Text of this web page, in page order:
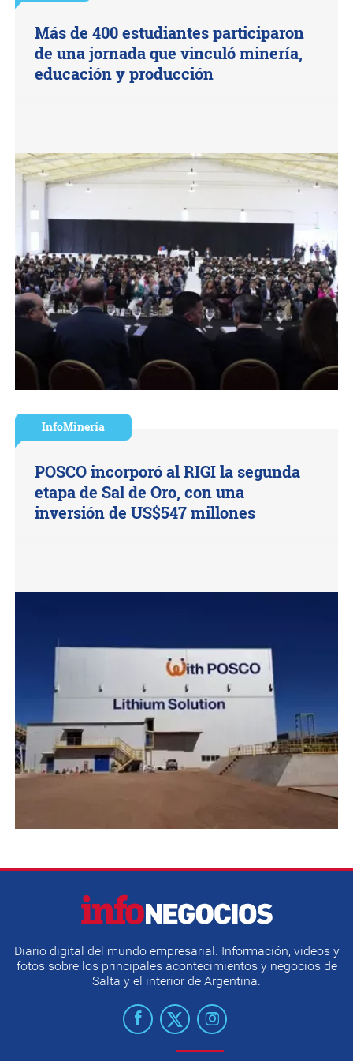
Más de 400 estudiantes participaron
de una jornada que vinculó minería,
educación y producción
InfoMinería
POSCO incorporó al RIGI la segunda
etapa de Sal de Oro, con una
inversión de US$547 millones
Diario digital del mundo empresarial. Información, videos y
fotos sobre los principales acontecimientos y negocios de
Salta y el interior de Argentina.